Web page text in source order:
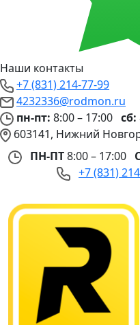
Наши контакты
+7 (831) 214-77-99
4232336@rodmon.ru
пн-пт: 8:00 – 17:00 сб:
603141, Нижний
ПН-ПТ8:00 – 17:00
+7 (831)